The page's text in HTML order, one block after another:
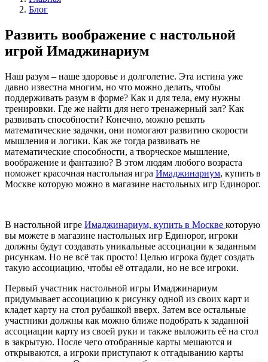
Блог
Развить воображение с настольной
игрой Имаджинариум
Наш разум – наше здоровье и долголетие. Эта истина уже
давно известна многим, но что можно делать, чтобы
поддерживать разум в форме? Как и для тела, ему нужны
тренировки. Где же найти для него тренажерный зал? Как
развивать способности? Конечно, можно решать
математические задачки, они помогают развитию скорости
мышления и логики. Как же тогда развивать не
математические способности, а творческое мышление,
воображение и фантазию? В этом людям любого возраста
поможет красочная настольная игра Имаджинариум, купить в
Москве которую можно в магазине настольных игр Единорог.
В настольной игре Имаджинариум, купить в Москве которую
вы можете в магазине настольных игр Единорог, игроки
должны будут создавать уникальные ассоциации к заданным
рисункам. Но не всё так просто! Целью игрока будет создать
такую ассоциацию, чтобы её отгадали, но не все игроки.
Первый участник настольной игры Имаджинариум
придумывает ассоциацию к рисунку одной из своих карт и
кладет карту на стол рубашкой вверх. Затем все остальные
участники должны как можно ближе подобрать к заданной
ассоциации карту из своей руки и также выложить её на стол
в закрытую. После чего отобранные карты мешаются и
открываются, а игроки приступают к отгадыванию карты